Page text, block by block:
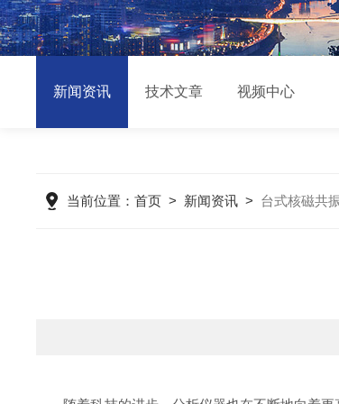
新闻资讯 技术文章 视频中心
当前位置：首页 > 新闻资讯 > 台式核磁共